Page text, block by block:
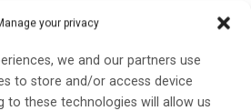
your privacy
we and our partners use
to store and/or access device
to these technologies will allow us
Meny